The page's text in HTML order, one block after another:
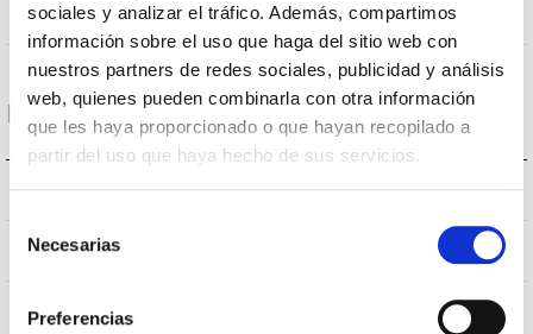
sociales y analizar el tráfico. Además, compartimos
información sobre el uso que haga del sitio web con
nuestros partners de redes sociales, publicidad y análisis
web, quienes pueden combinarla con otra información
que les haya proporcionado o que hayan recopilado a
partir del uso que haya hecho de sus servicios.
Necesarias
Preferencias
Linkable NO
Housing and Finish
Body